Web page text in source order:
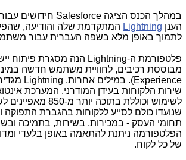
במהלך הכנס הציגה Salesforce חידושים
הענן Lightning המתקדמת שלה והודיעה,
לתמוך באופן מלא בשפה העברית עבור
פלטפורמת ה-Lightning הנה מסגרת פיתוח
מבוססת רכיבים, לחוויית משתמש חדשה
Experience). במילים אחרות, Lightning
שירות הלקוחות בעידן המודרני. המערכת
לשימוש וכוללת בתוכה יותר מ-850 מאפיינים
שנועדו כולם לסייע ללקוחות בהגברת התפוקה
תחומי העסק - במכירות, בשירות, בתמיכה
הפלטפורמה ניתנת להתאמה באופן בלעדי
של כל לקוח.